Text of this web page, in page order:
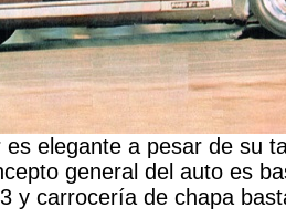
elegante a pesar de su
general del auto es
y carrocería de chapa